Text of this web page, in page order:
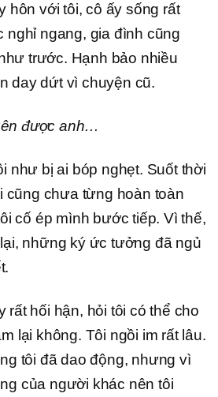
hôn với tôi, cô ấy sống rất
nghỉ ngang, gia đình cũng
trước. Hạnh bảo nhiều
day dứt vì chuyện cũ.
được anh…
như bị ai bóp nghẹt. Suốt thời
cũng chưa từng hoàn toàn
cố ép mình bước tiếp. Vì thế,
những ký ức tưởng đã ngủ
rất hối hận, hỏi tôi có thể cho
lại không. Tôi ngồi im rất lâu.
tôi đã dao động, nhưng vì
của người khác nên tôi